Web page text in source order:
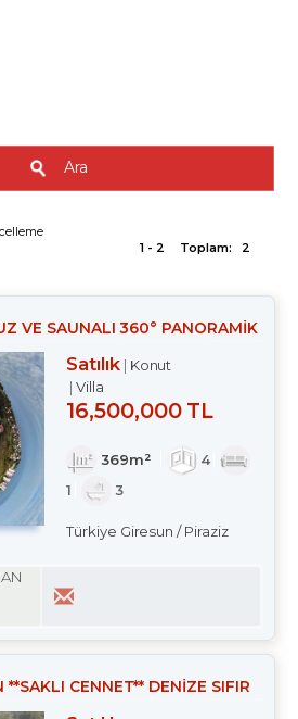
Ara
1 - 2
Toplam: 2
VE SAUNALI 360° PANORAMİK
Satılık
Konut
Villa
16,500,000 TL
369m²
4
1
3
Türkiye Giresun / Piraziz
CENNET** DENİZE SIFIR